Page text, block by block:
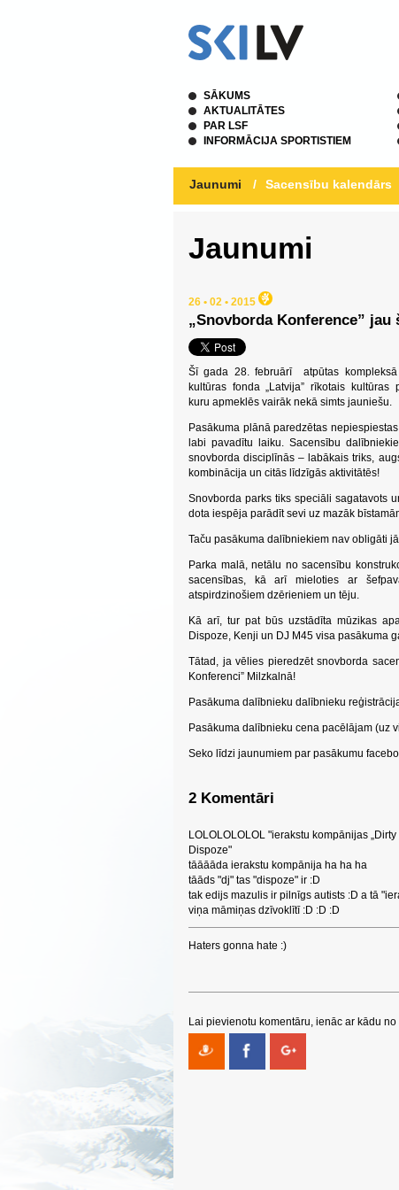
SĀKUMS
AKTUALITĀTES
PAR LSF
INFORMĀCIJA SPORTISTIEM
Jaunumi / Sacensību kalendārs
Jaunumi
26 • 02 • 2015
„Snovborda Konference” jau
Šī gada 28. februārī atpūtas kompleksā
kultūras fonda „Latvija” rīkotais kultūras
kuru apmeklēs vairāk nekā simts jauniešu.
Pasākuma plānā paredzētas
labi pavadītu laiku. Sacensību
snovborda disciplīnās – labākais triks,
kombinācija un citās līdzīgās aktivitātēs!
Snovborda parks tiks speciāli sagatavots
dota iespēja parādīt sevi uz mazāk
Taču pasākuma dalībniekiem nav obligāti
Parka malā, netālu no sacensību
sacensības, kā arī mieloties ar
atspirdzinošiem dzērieniem un tēju.
Kā arī, tur pat būs uzstādīta mūzikas
Dispoze, Kenji un DJ M45 visa pasākuma
Tātad, ja vēlies pieredzēt snovborda
Konferenci” Milzkalnā!
Pasākuma dalībnieku dalībnieku
Pasākuma dalībnieku cena pacēlājam (uz
Seko līdzi jaunumiem par pasākumu
2 Komentāri
LOLOLOLOLOL "ierakstu kompānijas
Dispoze"
tāāāāda ierakstu kompānija ha ha ha
tāāds "dj" tas "dispoze" ir :D
tak edijs mazulis ir pilnīgs autists :D a tā
viņa māmiņas dzīvoklītī :D :D :D
Haters gonna hate :)
Lai pievienotu komentāru, ienāc ar kādu